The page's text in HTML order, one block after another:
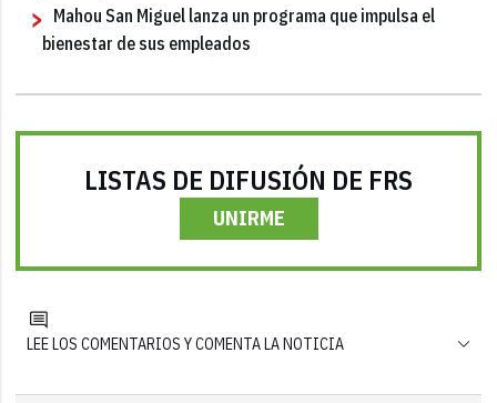
Mahou San Miguel lanza un programa que impulsa el
bienestar de sus empleados
LISTAS DE DIFUSIÓN DE FRS
UNIRME
LEE LOS COMENTARIOS Y COMENTA LA NOTICIA